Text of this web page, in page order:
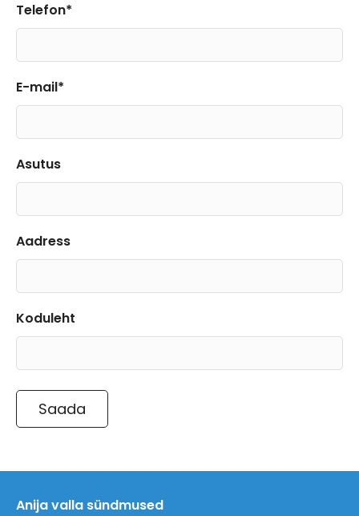
Telefon*
E-mail*
Asutus
Aadress
Koduleht
Anija valla sündmused